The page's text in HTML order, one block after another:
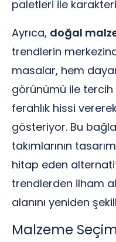
paletleri ile
Ayrıca, doğal
trendlerin
masalar, hem
görünümü ile
ferahlık hissi
gösteriyor. Bu
takımlarının
hitap eden
trendlerden ilham
alanını yeniden
Malzeme